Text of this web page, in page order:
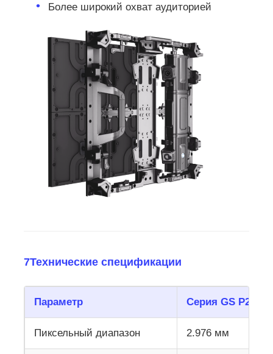
Более широкий охват аудиторией
7Технические спецификации
Параметр Серия GS P2.97
Пиксельный диапазон 2.976 мм